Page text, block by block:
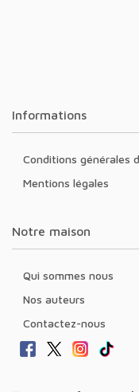
Informations
Conditions générales
Mentions légales
Notre maison
Qui sommes nous
Nos auteurs
Contactez-nous